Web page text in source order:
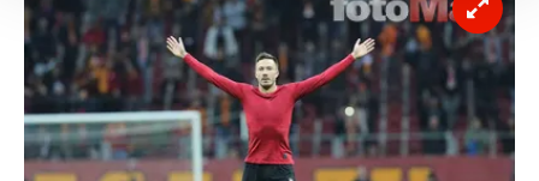
Her halükârda, kullanıcılar, bu çerezlere izin vermedikleri
takdirde, kullanıcılara hedefli reklamlar
gösterilmeyecektir."
Sizlere daha iyi bir hizmet sunabilmek için İnternet
Sitemizde kendimize ve üçüncü kişilere ait çerezler